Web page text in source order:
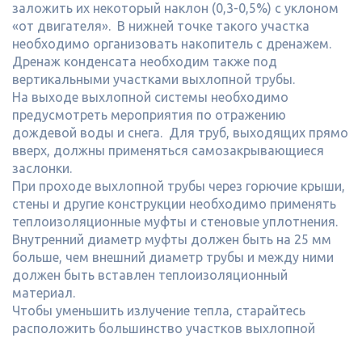
заложить их некоторый наклон (0,3-0,5%) с уклоном
«от двигателя». В нижней точке такого участка
необходимо организовать накопитель с дренажем.
Дренаж конденсата необходим также под
вертикальными участками выхлопной трубы.
На выходе выхлопной системы необходимо
предусмотреть мероприятия по отражению
дождевой воды и снега. Для труб, выходящих прямо
вверх, должны применяться самозакрывающиеся
заслонки.
При проходе выхлопной трубы через горючие крыши,
стены и другие конструкции необходимо применять
теплоизоляционные муфты и стеновые уплотнения.
Внутренний диаметр муфты должен быть на 25 мм
больше, чем внешний диаметр трубы и между ними
должен быть вставлен теплоизоляционный
материал.
Чтобы уменьшить излучение тепла, старайтесь
расположить большинство участков выхлопной